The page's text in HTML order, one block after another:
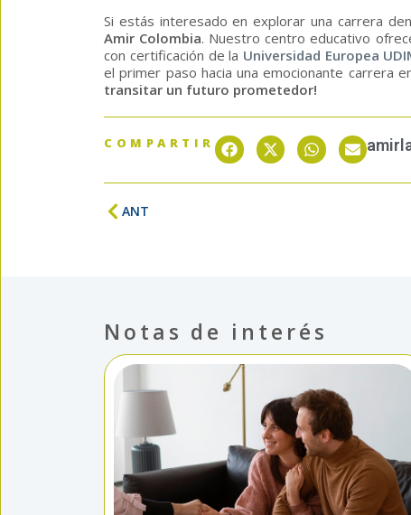
Si estás interesado en explorar una carrera
Amir Colombia. Nuestro centro educativo
con certificación de la Universidad Europea
el primer paso hacia una emocionante carrera
transitar un futuro prometedor!
COMPARTIR
ANT
Notas de interés